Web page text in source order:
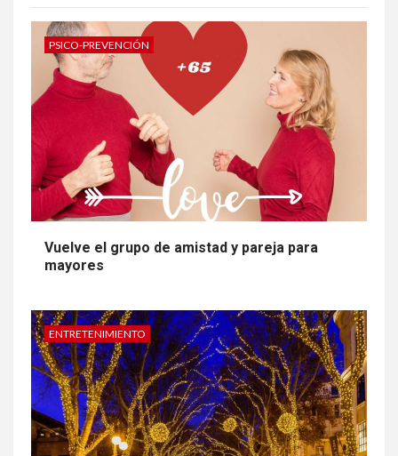
PSICO-PREVENCIÓN
Vuelve el grupo de amistad y pareja para
mayores
ENTRETENIMIENTO